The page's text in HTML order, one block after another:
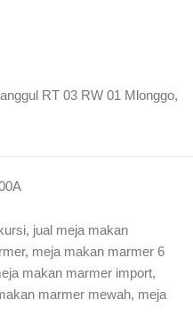
RT 03 RW 01 Mlonggo,
, jual meja makan
, meja makan marmer 6
makan marmer import,
marmer mewah, meja